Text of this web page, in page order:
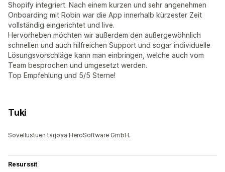
Shopify integriert. Nach einem kurzen und sehr angenehmen
Onboarding mit Robin war die App innerhalb kürzester Zeit
vollständig eingerichtet und live.
Hervorheben möchten wir außerdem den außergewöhnlich
schnellen und auch hilfreichen Support und sogar individuelle
Lösungsvorschläge kann man einbringen, welche auch vom
Team besprochen und umgesetzt werden.
Top Empfehlung und 5/5 Sterne!
Tuki
Sovellustuen tarjoaa HeroSoftware GmbH.
Resurssit